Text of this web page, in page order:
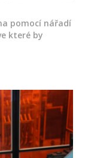
pomocí nářadí
které by